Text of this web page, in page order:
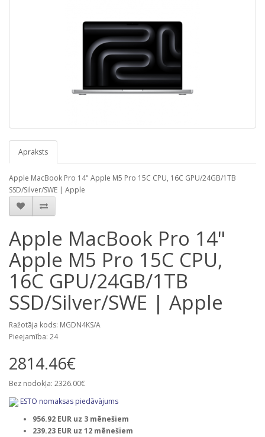
Apraksts
Apple MacBook Pro 14" Apple M5 Pro 15C CPU, 16C GPU/24GB/1TB
SSD/Silver/SWE | Apple
Apple MacBook Pro 14"
Apple M5 Pro 15C CPU,
16C GPU/24GB/1TB
SSD/Silver/SWE | Apple
Ražotāja kods: MGDN4KS/A
Pieejamība: 24
2814.46€
Bez nodokļa: 2326.00€
ESTO nomaksas piedāvājums
956.92 EUR uz 3 mēnešiem
239.23 EUR uz 12 mēnešiem